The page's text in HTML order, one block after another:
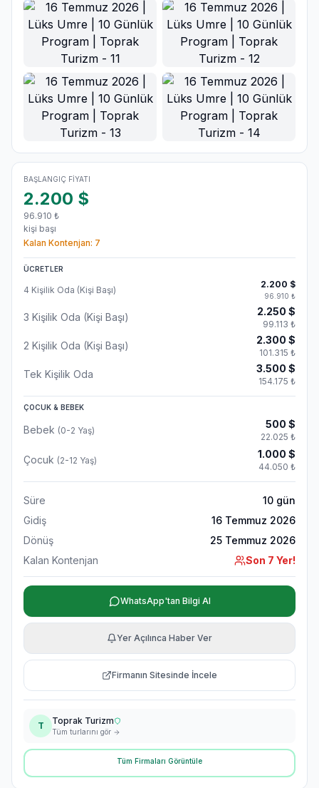
BAŞLANGIÇ FIYATI
2.200 $
96.910 ₺
kişi başı
Kalan Kontenjan: 7
ÜCRETLER
4 Kişilik Oda (Kişi Başı)
2.200 $
96.910 ₺
3 Kişilik Oda (Kişi Başı) 2.250 $
99.113 ₺
2 Kişilik Oda (Kişi Başı) 2.300 $
101.315 ₺
Tek Kişilik Oda 3.500 $
154.175 ₺
ÇOCUK & BEBEK
Bebek (0-2 Yaş)
500 $
22.025 ₺
Çocuk (2-12 Yaş)
1.000 $
44.050 ₺
Süre 10 gün
Gidiş
16 Temmuz 2026
Dönüş
25 Temmuz 2026
Kalan Kontenjan
Son 7 Yer!
WhatsApp'tan Bilgi Al
Yer Açılınca Haber Ver
Firmanın Sitesinde İncele
T Toprak Turizm
Tüm turlarını gör
Tüm Firmaları Görüntüle